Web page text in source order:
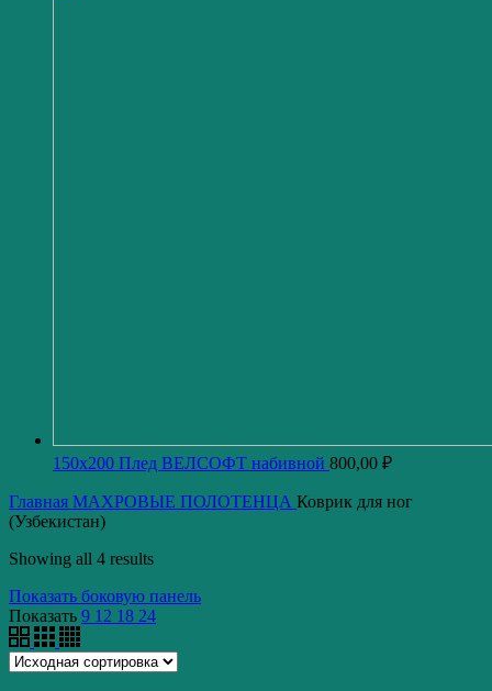
150x200 Плед ВЕЛСОФТ набивной 800,00 ₽
Главная МАХРОВЫЕ ПОЛОТЕНЦА Коврик для ног
(Узбекистан)
Showing all 4 results
Показать боковую панель
Показать 9 12 18 24